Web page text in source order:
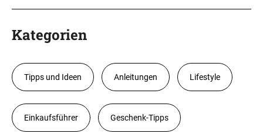
Kategorien
Tipps und Ideen Anleitungen Lifestyle
Einkaufsführer Geschenk-Tipps